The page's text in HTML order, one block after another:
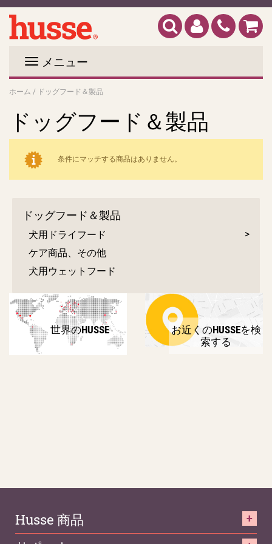
メニュー
ホーム / ドッグフード＆製品
ドッグフード＆製品
条件にマッチする商品はありません。
ドッグフード＆製品
犬用ドライフード
ケア商品、その他
犬用ウェットフード
世界のHUSSE
お近くのHUSSEを検
索する
Husse 商品